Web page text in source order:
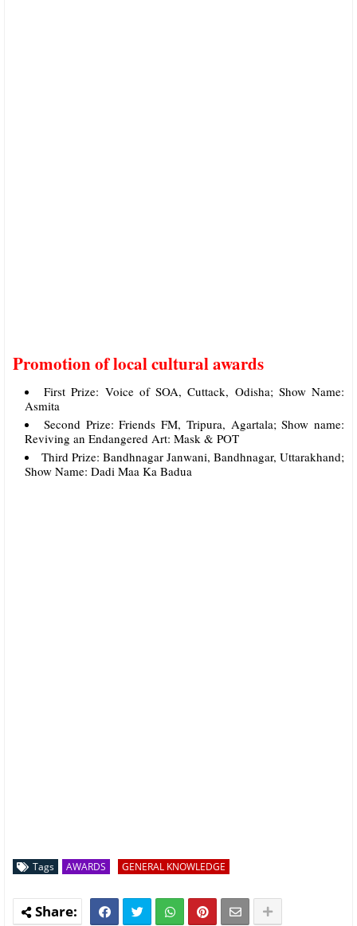
Promotion of local cultural awards
First Prize: Voice of SOA, Cuttack, Odisha; Show Name:
Asmita
Second Prize: Friends FM, Tripura, Agartala; Show name:
Reviving an Endangered Art: Mask & POT
Third Prize: Bandhnagar Janwani, Bandhnagar, Uttarakhand;
Show Name: Dadi Maa Ka Badua
Tags AWARDS GENERAL KNOWLEDGE